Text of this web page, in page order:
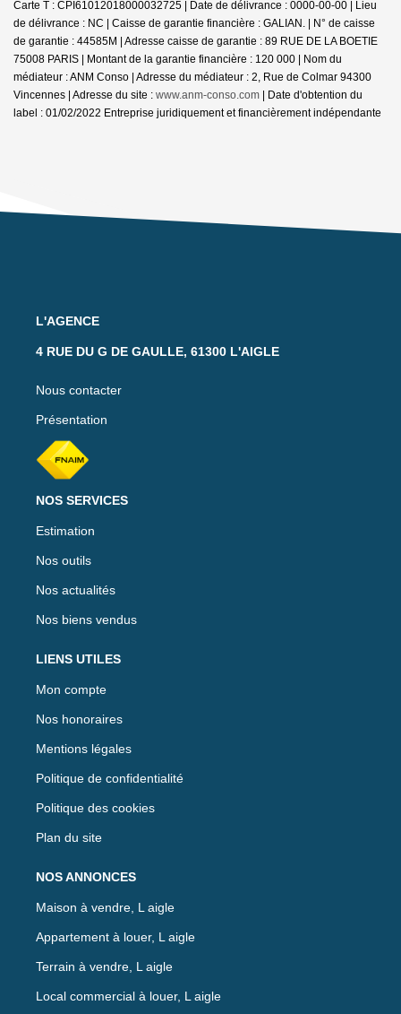
Carte T : CPI61012018000032725 | Date de délivrance : 0000-00-00 | Lieu
de délivrance : NC | Caisse de garantie financière : GALIAN. | N° de caisse
de garantie : 44585M | Adresse caisse de garantie : 89 RUE DE LA BOETIE
75008 PARIS | Montant de la garantie financière : 120 000 | Nom du
médiateur : ANM Conso | Adresse du médiateur : 2, Rue de Colmar 94300
Vincennes | Adresse du site : www.anm-conso.com | Date d'obtention du
label : 01/02/2022 Entreprise juridiquement et financièrement indépendante
L'AGENCE
4 RUE DU G DE GAULLE, 61300 L'AIGLE
Nous contacter
Présentation
NOS SERVICES
Estimation
Nos outils
Nos actualités
Nos biens vendus
LIENS UTILES
Mon compte
Nos honoraires
Mentions légales
Politique de confidentialité
Politique des cookies
Plan du site
NOS ANNONCES
Maison à vendre, L aigle
Appartement à louer, L aigle
Terrain à vendre, L aigle
Local commercial à louer, L aigle